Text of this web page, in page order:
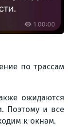
по трассам
ожидаются
Поэтому и все
к окнам.